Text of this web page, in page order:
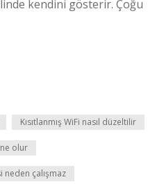
kendini gösterir. Çoğu
Kısıtlanmış WiFi nasıl düzeltilir
olur
neden çalışmaz